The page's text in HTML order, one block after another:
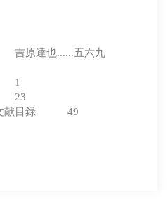
原達也......五六九
1
23
文献目録 49